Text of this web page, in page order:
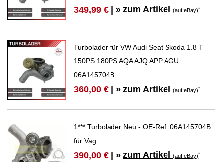
349,99 € | » zum Artikel(auf eBay)*
Turbolader für VW Audi Seat Skoda 1.8 T
150PS 180PS AQA AJQ APP AGU
06A145704B
360,00 € | » zum Artikel(auf eBay)*
1*** Turbolader Neu - OE-Ref. 06A145704B
für Vag
390,00 € | » zum Artikel(auf eBay)*